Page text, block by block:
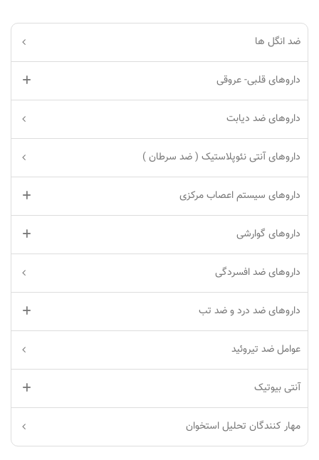
ضد انگل ها
داروهای قلبی- عروقی
داروهای ضد دیابت
داروهای آنتی نئوپلاستیک ( ضد سرطان )
داروهای سیستم اعصاب مرکزی
داروهای گوارشی
داروهای ضد افسردگی
داروهای ضد درد و ضد تب
عوامل ضد تیروئید
آنتی بیوتیک
مهار کنندگان تحلیل استخوان